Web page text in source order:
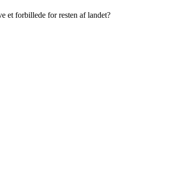
et forbillede for resten af landet?